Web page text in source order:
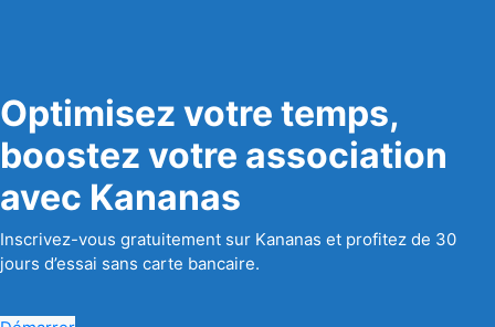
Optimisez votre temps,
boostez votre association
avec Kananas
Inscrivez-vous gratuitement sur Kananas et profitez de 30
jours d’essai sans carte bancaire.